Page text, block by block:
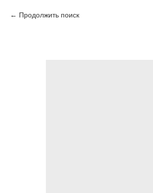
Продолжить поиск